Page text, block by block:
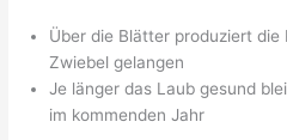
Über die Blätter produziert
Zwiebel gelangen
Je länger das Laub gesund
im kommenden Jahr